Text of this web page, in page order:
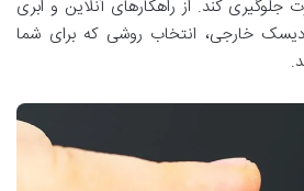
کند. از راهکارهای آنلاین و ابری
دیسک خارجی، انتخاب روشی که برای شما